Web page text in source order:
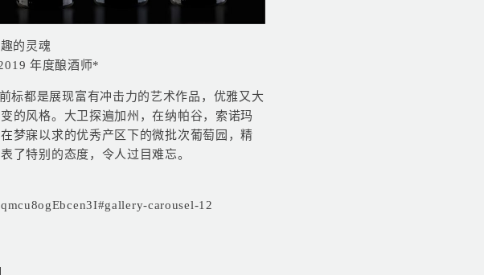
的灵魂
年度酿酒师*
标都是展现富有冲击力的艺术作品，优雅又大
的风格。大卫探遍加州，在纳帕谷，索诺玛
梦寐以求的优秀产区下的微批次葡萄园，精
了特别的态度，令人过目难忘。
carousel-12